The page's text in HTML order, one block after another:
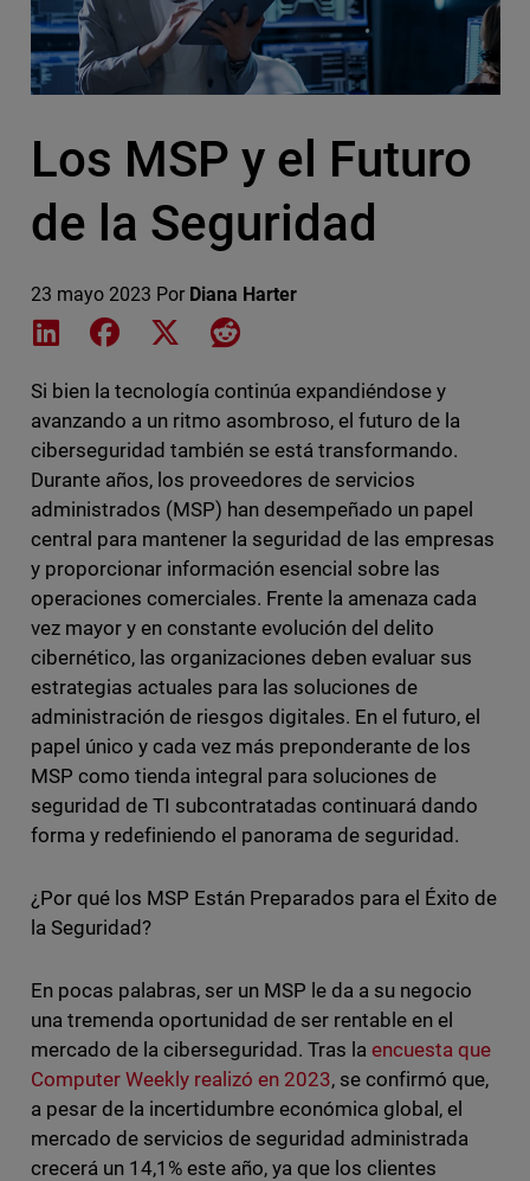
Los MSP y el Futuro
de la Seguridad
23 mayo 2023 Por Diana Harter
Share on LinkedIn
Share on Facebook
Share on XShare on Reddit
Si bien la tecnología continúa expandiéndose y
avanzando a un ritmo asombroso, el futuro de la
ciberseguridad también se está transformando.
Durante años, los proveedores de servicios
administrados (MSP) han desempeñado un papel
central para mantener la seguridad de las empresas
y proporcionar información esencial sobre las
operaciones comerciales. Frente la amenaza cada
vez mayor y en constante evolución del delito
cibernético, las organizaciones deben evaluar sus
estrategias actuales para las soluciones de
administración de riesgos digitales. En el futuro, el
papel único y cada vez más preponderante de los
MSP como tienda integral para soluciones de
seguridad de TI subcontratadas continuará dando
forma y redefiniendo el panorama de seguridad.
¿Por qué los MSP Están Preparados para el Éxito de
la Seguridad?
En pocas palabras, ser un MSP le da a su negocio
una tremenda oportunidad de ser rentable en el
mercado de la ciberseguridad. Tras laencuesta que
Computer Weekly realizó en 2023, se confirmó que,
a pesar de la incertidumbre económica global, el
mercado de servicios de seguridad administrada
crecerá un 14,1% este año, ya que los clientes